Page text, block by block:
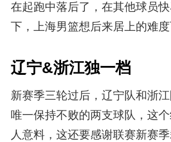
在起跑中落后了，在其他球员
下，上海男篮想后来居上的难度
辽宁&浙江独一档
新赛季三轮过后，辽宁队和浙
唯一保持不败的两支球队，这
人意料，这还要感谢联赛新赛